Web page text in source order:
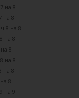
на 8
на 8
8 на 8
на 8
8
на 8
на 8
8
на 9